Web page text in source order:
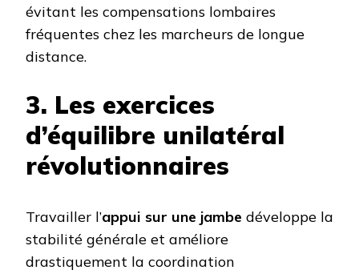
évitant les compensations lombaires
fréquentes chez les marcheurs de longue
distance.
3. Les exercices
d’équilibre unilatéral
révolutionnaires
Travailler l’appui sur une jambe développe la
stabilité générale et améliore
drastiquement la coordination